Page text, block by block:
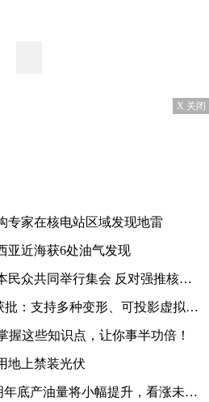
X 关闭
专家在核电站区域发现地雷
亚近海获6处油气发现
共同举行集会 反对强推核污染水排海
：支持多种变形、可投影虚拟键盘
握这些知识点，让你事半功倍！
地上禁装光伏
产油量将小幅提升，看涨未来油价